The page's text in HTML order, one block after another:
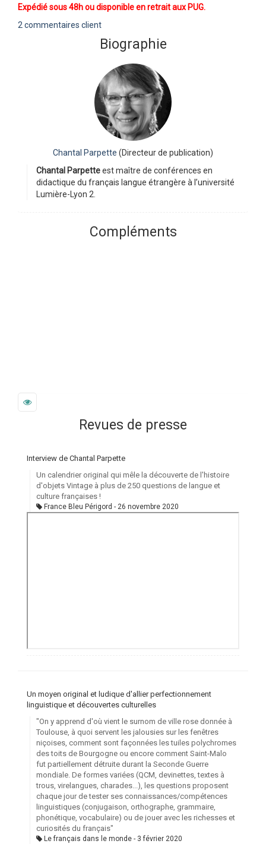
Expédié sous 48h ou disponible en retrait aux PUG.
2 commentaires client
Biographie
Chantal Parpette (Directeur de publication)
Chantal Parpetteest maître de conférences en
didactique du français langue étrangère à l’université
Lumière-Lyon 2.
Compléments
Revues de presse
Interview de Chantal Parpette
Un calendrier original qui mêle la découverte de l'histoire
d'objets Vintage à plus de 250 questions de langue et
culture françaises !
France Bleu Périgord 26 novembre 2020
Un moyen original et ludique d'allier perfectionnement
linguistique et découvertes culturelles
"On y apprend d'où vient le surnom de ville rose donnée à
Toulouse, à quoi servent les jalousies sur les fenêtres
niçoises, comment sont façonnées les tuiles polychromes
des toits de Bourgogne ou encore comment Saint-Malo
fut partiellement détruite durant la Seconde Guerre
mondiale. De formes variées (QCM, devinettes, textes à
trous, virelangues, charades...), les questions proposent
chaque jour de tester ses connaissances/compétences
linguistiques (conjugaison, orthographe, grammaire,
phonétique, vocabulaire) ou de jouer avec les richesses et
curiosités du français"
Le français dans le monde 3 février 2020